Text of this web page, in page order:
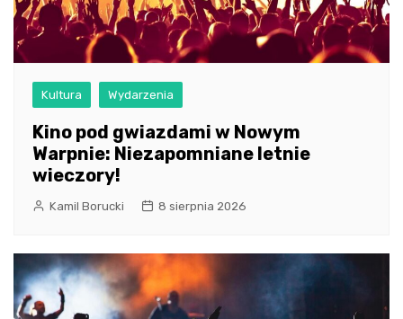
Kultura Wydarzenia
Kino pod gwiazdami w Nowym
Warpnie: Niezapomniane letnie
wieczory!
Kamil Borucki 8 sierpnia 2026